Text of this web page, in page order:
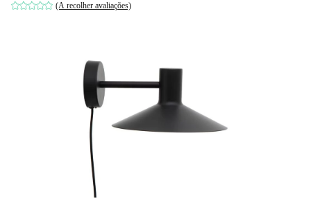
(A recolher avaliações)